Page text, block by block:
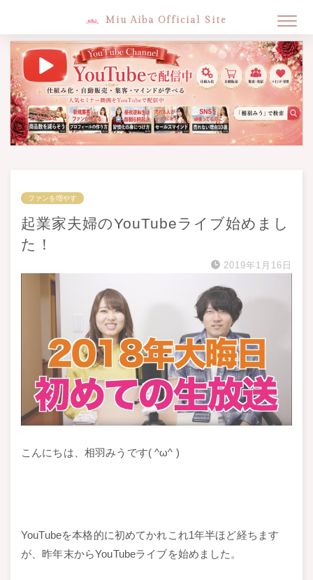
Miu Aiba Official Site
ファンを増やす
起業家夫婦のYouTubeライブ始めまし
た！
2019年1月16日
こんにちは、相羽みうです( ^ω^ )
YouTubeを本格的に初めてかれこれ1年半ほど経ちます
が、昨年末からYouTubeライブを始めました。